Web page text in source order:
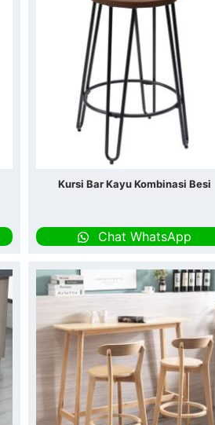
Kursi Bar Kayu Kombinasi Besi
Chat WhatsApp